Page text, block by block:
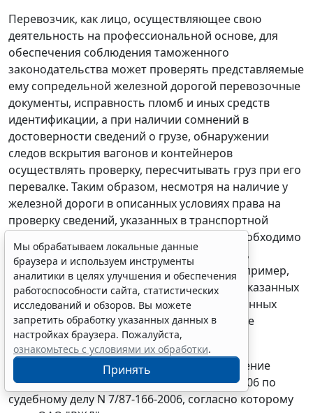
Перевозчик, как лицо, осуществляющее свою
деятельность на профессиональной основе, для
обеспечения соблюдения таможенного
законодательства может проверять представляемые
ему сопредельной железной дорогой перевозочные
документы, исправность пломб и иных средств
идентификации, а при наличии сомнений в
достоверности сведений о грузе, обнаружении
следов вскрытия вагонов и контейнеров
осуществлять проверку, пересчитывать груз при его
перевалке. Таким образом, несмотря на наличие у
железной дороги в описанных условиях права на
проверку сведений, указанных в транспортной
накладной (параграф 2 статьи 12 СМГС), необходимо
также наличие фактических обстоятельств,
требующих реализации данного права (например,
наличие информации о недостоверности указанных
сведений на груз; возникновение обоснованных
сомнений в их достоверности; обнаружение
поврежденных или замененных пломб).
В качестве примера следует привести решение
Оренбургского областного суда от 14.09.2006 по
судебному делу N 7/87-166-2006, согласно которому
Мы обрабатываем локальные данные
браузера и используем инструменты
аналитики в целях улучшения и обеспечения
работоспособности сайта, статистических
исследований и обзоров. Вы можете
запретить обработку указанных данных в
настройках браузера. Пожалуйста,
ознакомьтесь с условиями их обработки.
Принять